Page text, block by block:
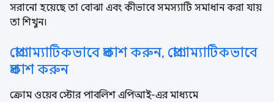
সরানো হয়েছে তা বোঝা এবং কীভাবে সমস্যাটি সমাধান করা যায়
তা শিখুন।
প্রোগ্রাম্যাটিকভাবে প্রকাশ করুন, প্রোগ্রাম্যাটিকভাবে
প্রকাশ করুন
ক্রোম ওয়েব স্টোর পাবলিশ এপিআই-এর মাধ্যমে